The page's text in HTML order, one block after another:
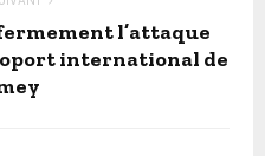
l’attaque
international de